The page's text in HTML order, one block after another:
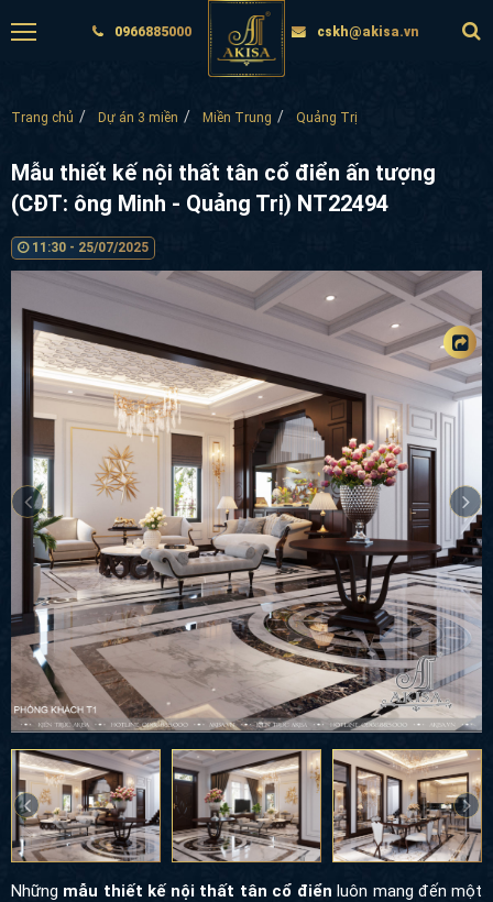
0966885000 cskh@akisa.vn
Trang chủ Dự án 3 miền Miền Trung Quảng Trị
Mẫu thiết kế nội thất tân cổ điển ấn tượng
(CĐT: ông Minh - Quảng Trị) NT22494
11:30 - 25/07/2025
Những mẫu thiết kế nội thất tân cổ điển luôn mang đến một